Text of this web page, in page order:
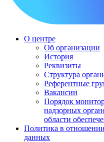
О центре
Об организации
История
Реквизиты
Структура
Референтные
Вакансии
Порядок
надзорных
области
Политика в
данных